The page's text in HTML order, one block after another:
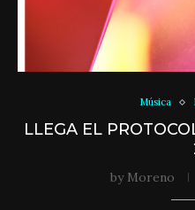
Música
LLEGA EL
by Moreno